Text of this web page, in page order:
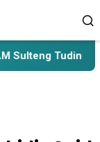
Tuding